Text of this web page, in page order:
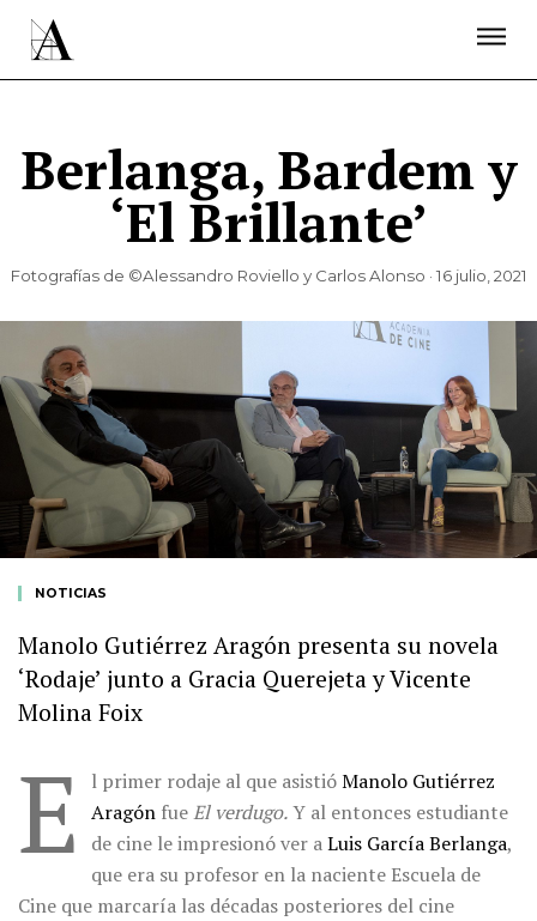
Berlanga, Bardem y
‘El Brillante’
Fotografías de ©Alessandro Roviello y Carlos Alonso · 16 julio, 2021
NOTICIAS
Manolo Gutiérrez Aragón presenta su novela
‘Rodaje’ junto a Gracia Querejeta y Vicente
Molina Foix
E l primer rodaje al que asistióManolo Gutiérrez
AragónfueEl verdugo.Y al entonces estudiante
de cine le impresionó ver aLuis García Berlanga,
que era su profesor en la naciente Escuela de
Cine que marcaría las décadas posteriores del cine
ÚNETE A LA ACADEMIA DE CINE
PRENSA
NEWSLETTER